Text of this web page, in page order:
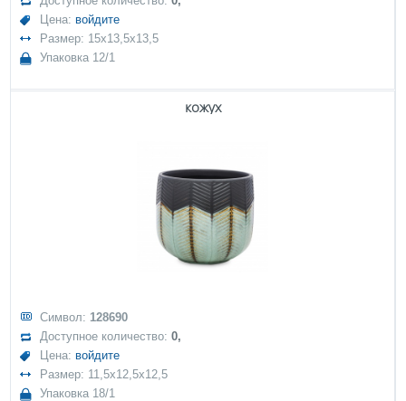
Цена: войдите
Размер: 15x13,5x13,5
Упаковка 12/1
кожух
Символ: 128690
Доступное количество:0,
Цена: войдите
Размер: 11,5x12,5x12,5
Упаковка 18/1